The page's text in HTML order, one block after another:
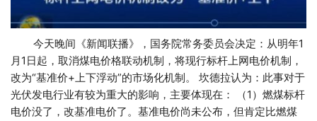
今天晚间《新闻联播》，国务院常务委员会决定：从明年1
月1日起，取消煤电价格联动机制，将现行标杆上网电价机制，
改为“基准价+上下浮动”的市场化机制。 坎德拉认为：此事对于
光伏发电行业有较为重大的影响，主要体现在： （1）燃煤标杆
电价没了，改基准电价了。基准电价尚未公布，但肯定比燃煤